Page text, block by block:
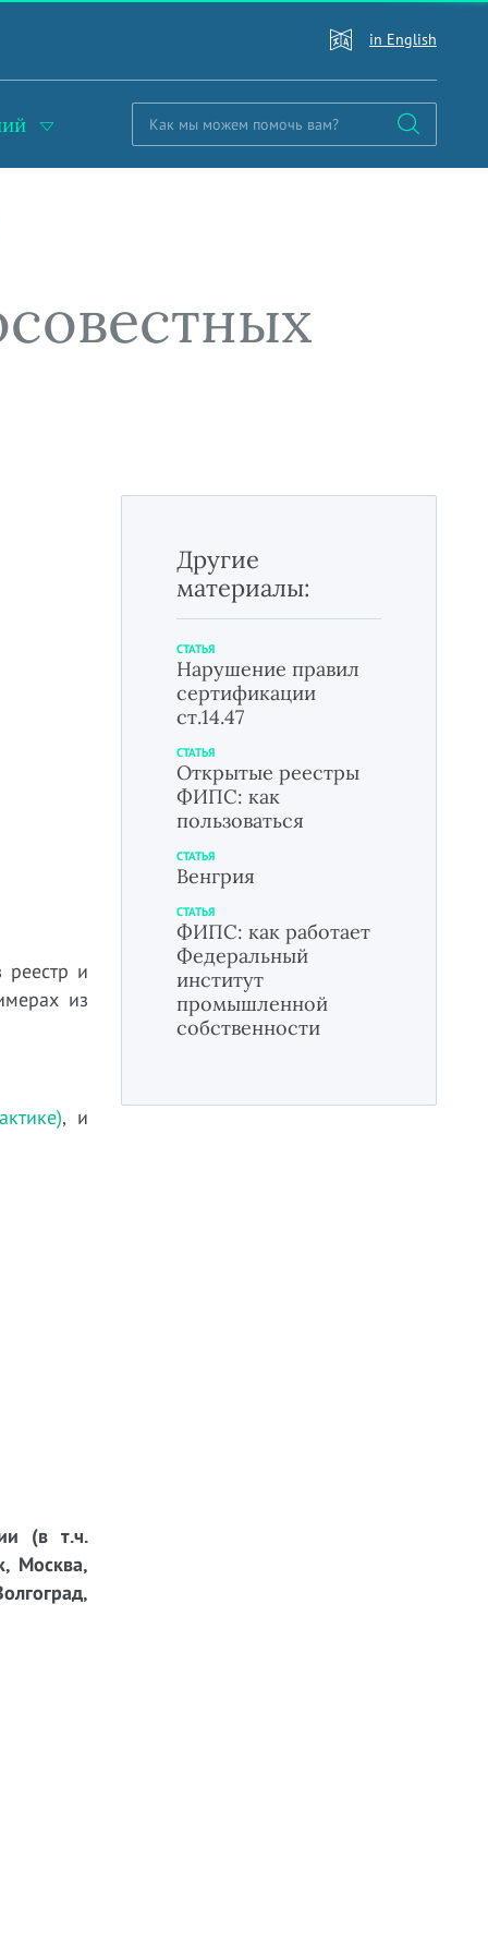
in English
реестр и
из
, и
(в т.ч.
Москва,
Другие
материалы:
СТАТЬЯ
Нарушение правил
сертификации
ст.14.47
СТАТЬЯ
Открытые реестры
ФИПС: как
пользоваться
СТАТЬЯ
Венгрия
СТАТЬЯ
ФИПС: как работает
Федеральный
институт
промышленной
собственности